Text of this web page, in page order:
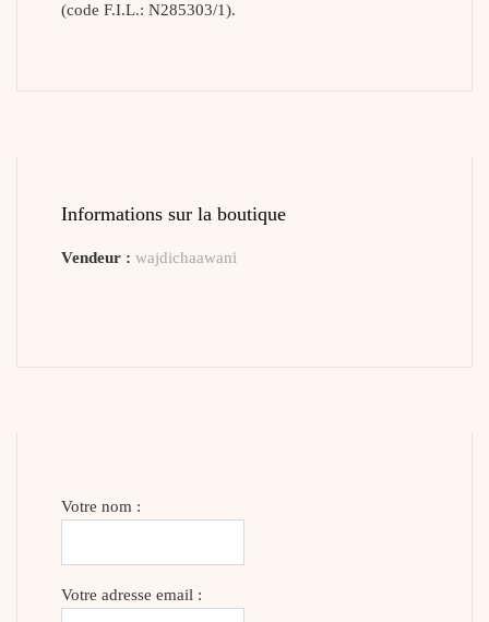
(code F.I.L.: N285303/1).
Informations sur la boutique
Vendeur : wajdichaawani
Votre nom :
Votre adresse email :